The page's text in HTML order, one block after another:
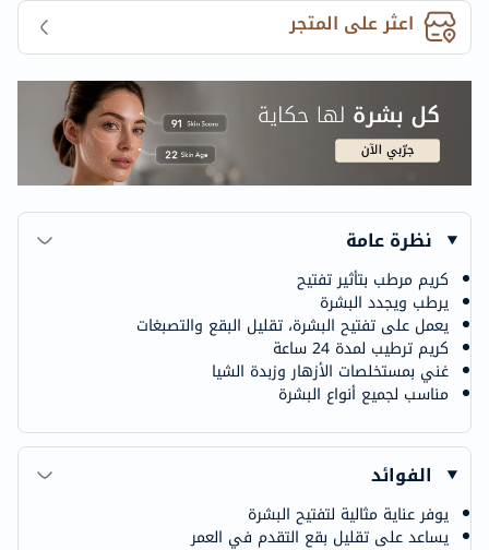
اعثر على المتجر
نظرة عامة
كريم مرطب بتأثير تفتيح
يرطب ويجدد البشرة
يعمل على تفتيح البشرة، تقليل البقع والتصبغات
كريم ترطيب لمدة 24 ساعة
غني بمستخلصات الأزهار وزبدة الشيا
مناسب لجميع أنواع البشرة
الفوائد
يوفر عناية مثالية لتفتيح البشرة
يساعد على تقليل بقع التقدم في العمر